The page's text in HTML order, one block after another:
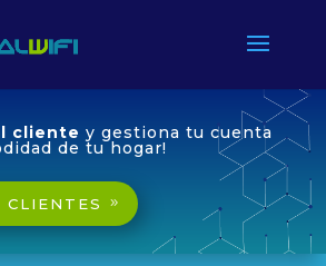
cliente y gestiona tu cuenta
de tu hogar!
CLIENTES